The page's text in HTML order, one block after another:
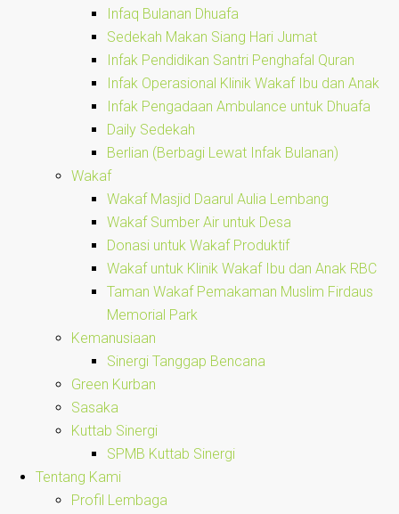
Infaq Bulanan Dhuafa
Sedekah Makan Siang Hari Jumat
Infak Pendidikan Santri Penghafal Quran
Infak Operasional Klinik Wakaf Ibu dan Anak
Infak Pengadaan Ambulance untuk Dhuafa
Daily Sedekah
Berlian (Berbagi Lewat Infak Bulanan)
Wakaf
Wakaf Masjid Daarul Aulia Lembang
Wakaf Sumber Air untuk Desa
Donasi untuk Wakaf Produktif
Wakaf untuk Klinik Wakaf Ibu dan Anak RBC
Taman Wakaf Pemakaman Muslim Firdaus
Memorial Park
Kemanusiaan
Sinergi Tanggap Bencana
Green Kurban
Sasaka
Kuttab Sinergi
SPMB Kuttab Sinergi
Tentang Kami
Profil Lembaga